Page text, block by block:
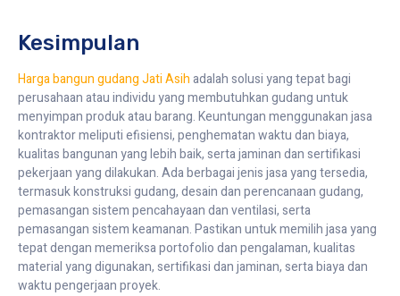
Kesimpulan
Harga bangun gudang Jati Asihadalah solusi yang tepat bagi
perusahaan atau individu yang membutuhkan gudang untuk
menyimpan produk atau barang. Keuntungan menggunakan jasa
kontraktor meliputi efisiensi, penghematan waktu dan biaya,
kualitas bangunan yang lebih baik, serta jaminan dan sertifikasi
pekerjaan yang dilakukan. Ada berbagai jenis jasa yang tersedia,
termasuk konstruksi gudang, desain dan perencanaan gudang,
pemasangan sistem pencahayaan dan ventilasi, serta
pemasangan sistem keamanan. Pastikan untuk memilih jasa yang
tepat dengan memeriksa portofolio dan pengalaman, kualitas
material yang digunakan, sertifikasi dan jaminan, serta biaya dan
waktu pengerjaan proyek.